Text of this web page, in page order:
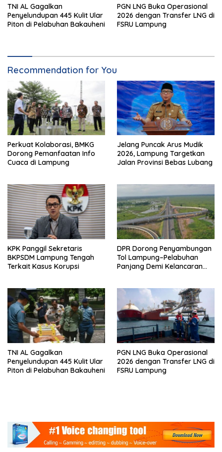
TNI AL Gagalkan
Penyelundupan 445 Kulit Ular
Piton di Pelabuhan Bakauheni
PGN LNG Buka Operasional
2026 dengan Transfer LNG di
FSRU Lampung
Recommendation for You
Perkuat Kolaborasi, BMKG
Dorong Pemanfaatan Info
Cuaca di Lampung
Jelang Puncak Arus Mudik
2026, Lampung Targetkan
Jalan Provinsi Bebas Lubang
KPK Panggil Sekretaris
BKPSDM Lampung Tengah
Terkait Kasus Korupsi
DPR Dorong Penyambungan
Tol Lampung–Pelabuhan
Panjang Demi Kelancaran
TNI AL Gagalkan
Penyelundupan 445 Kulit Ular
Piton di Pelabuhan Bakauheni
PGN LNG Buka Operasional
2026 dengan Transfer LNG di
FSRU Lampung